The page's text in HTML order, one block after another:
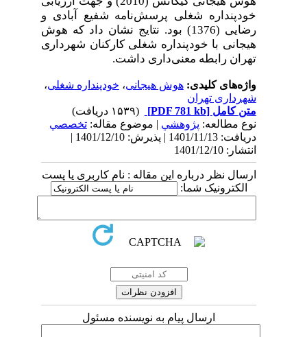
خودپنداره شغلی پرسش‌نامهشفیع آبادی و
رضایی (1376)
بود. نتایج نشان داد که هوش
هیجانی با خودپنداره شغلی کارکنان شهرداری
تهران رابطه معنی‌داری داشت.
واژه‌های کلیدی:هوش هیجانی،خودپنداره شغلی،
شهرداری تهران
متن کامل[PDF 781 kb]
نوع مطالعه:پژوهشي| موضوع مقاله:تخصصي
دریافت: 1401/11/13 | پذیرش: 1401/12/10 |
انتشار: 1401/12/10
ارسال نظر درباره این مقاله : نام کاربری یا پست
الکترونیک شما:
ارسال پیام به نویسنده مسئول